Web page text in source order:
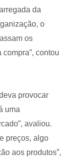
da
o
os
contou
provocar
uma
avaliou.
preços, algo
aos produtos”,